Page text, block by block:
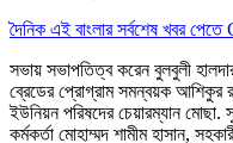
দৈনিক এই বাংলার সর্বশেষ খবর
সভায় সভাপতিত্ব করেন বুলবুলী
ব্রেডের প্রোগ্রাম সমন্বয়ক আশিকুর
ইউনিয়ন পরিষদের চেয়ারম্যান
কর্মকর্তা মোহাম্মদ শামীম হাসান,